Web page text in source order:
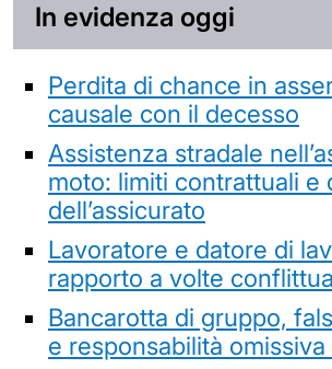
In evidenza oggi
Perdita di chance in
causale con il decesso
Assistenza stradale
moto: limiti contrattuali e
dell’assicurato
Lavoratore e datore di
rapporto a volte
Bancarotta di gruppo,
e responsabilità